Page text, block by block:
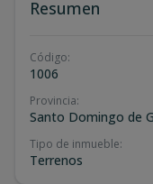
Resumen
Código:
1006
Provincia:
Santo Domingo de
Tipo de inmueble:
Terrenos